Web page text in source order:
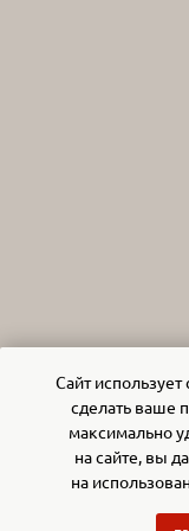
©Ленский,
ИП Быкова
ИНН:
ОГРН:
Сайт
сделать ваше
максимально
на сайте, вы
на